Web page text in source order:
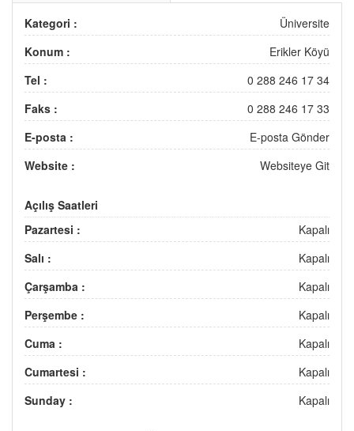
Kategori :
Üniversite
Konum :
Erikler Köyü
Tel :
0 288 246 17 34
Faks :
0 288 246 17 33
E-posta :
E-posta Gönder
Website :
Websiteye Git
Açılış Saatleri
Pazartesi :
Kapalı
Salı :
Kapalı
Çarşamba :
Kapalı
Perşembe :
Kapalı
Cuma :
Kapalı
Cumartesi :
Kapalı
Sunday :
Kapalı